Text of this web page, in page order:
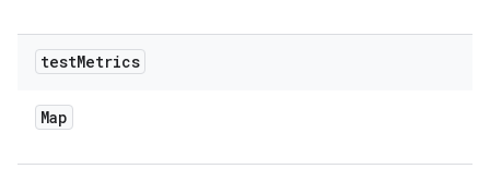
testMetrics
Map